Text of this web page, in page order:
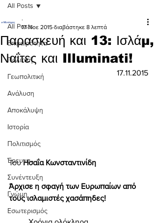
All Posts
Επικαιρότητα
Πολιτική
Γεωπολιτική
Ανάλυση
Αποκάλυψη
Ιστορία
Πολιτισμός
Έρευνα
Συνέντευξη
Γνώμη
Εσωτερισμός
All Posts
Παρασκευή και 13: Ισλάμ,
Ναΐτες και Illuminati!
.
17 Νοε 2015 διαβάστηκε 8 λεπτά
17.11.2015
Του Ησαΐα Κωνσταντινίδη
Άρχισε η σφαγή των Ευρωπαίων από
τους ισλαμιστές χασάπηδες!